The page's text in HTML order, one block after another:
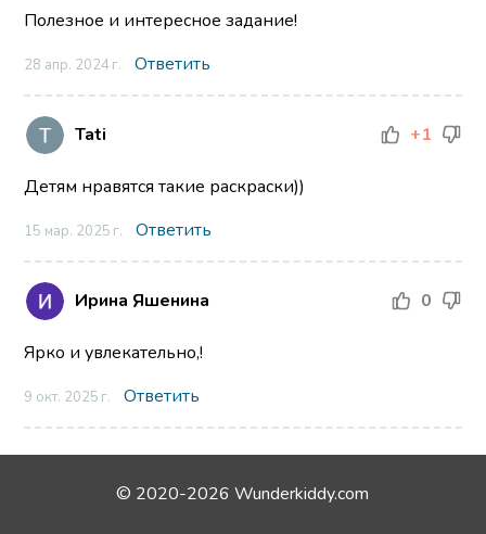
Полезное и интересное задание!
28 апр. 2024 г. Ответить
Tati +1
Детям нравятся такие раскраски))
15 мар. 2025 г. Ответить
Ирина Яшенина 0
Ярко и увлекательно,!
9 окт. 2025 г. Ответить
© 2020-2026 Wunderkiddy.com